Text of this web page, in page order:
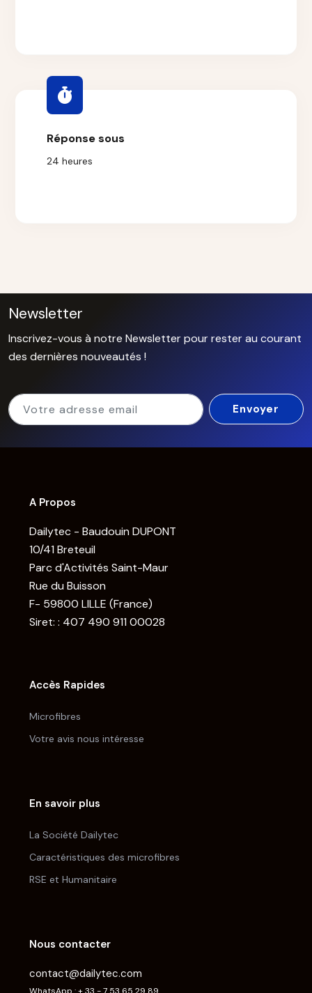
Réponse sous
24 heures
Newsletter
Inscrivez-vous à notre Newsletter pour rester au courant
des dernières nouveautés !
A Propos
Dailytec - Baudouin DUPONT
10/41 Breteuil
Parc d'Activités Saint-Maur
Rue du Buisson
F- 59800 LILLE (France)
Siret: : 407 490 911 00028
Accès Rapides
Microfibres
Votre avis nous intéresse
En savoir plus
La Société Dailytec
Caractéristiques des microfibres
RSE et Humanitaire
Nous contacter
contact@dailytec.com